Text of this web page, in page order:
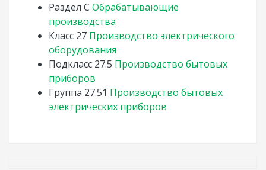
Раздел C Обрабатывающие
производства
Класс 27 Производство электрического
оборудования
Подкласс 27.5 Производство бытовых
приборов
Группа 27.51 Производство бытовых
электрических приборов